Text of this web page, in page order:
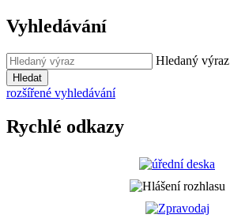
Vyhledávání
Hledaný výraz
Hledat
rozšířené vyhledávání
Rychlé odkazy